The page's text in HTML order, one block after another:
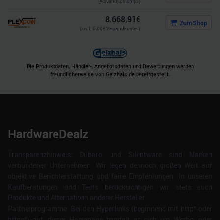
8.668,91€
(zzgl. 5,00€ Versandkosten)
Zum Shop
Die Produktdaten, Händler-, Angebotsdaten und Bewertungen werden
freundlicherweise von Geizhals.de bereitgestellt.
HardwareDealz